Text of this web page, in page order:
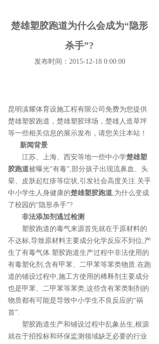
楚雄塑胶跑道为什么会成为“隐形
杀手”?
发布时间：2015-12-18 0:00:00
昆明滇耀体育设施工程有限公司免费为您提供
楚雄塑胶跑道 ，楚雄塑胶球场，楚雄人造草坪
等一些相关信息的展示发布，请您关注本站！
新闻背景
江苏、上海、西安等地一些中小学楚雄塑
胶跑道被曝光“有毒”,部分孩子出现流鼻血、头
晕、皮肤起红疹等症状,引发社会高度关注.关乎
中小学生人身健康的楚雄塑胶跑道,为什么变成
了校园的“隐形杀手”?
非法添加剂逃过检测
塑胶跑道的毒气来源首先就在于原材料的
不达标,导致原材料主要成分化学反应不到位,产
生了有毒气体.塑胶跑道生产过程中非法使用的
有毒塑化剂,含有甲苯、二甲苯等苯类物质.在跑
道的铺设过程中,施工方使用的稀释剂主要成分
也是甲苯、二甲苯等苯类,这些含有苯类制剂的
物质都有可能是导致中小学生不良反应的“祸
首”.
塑胶跑道生产和铺设过程中乱象丛生,根源
就在于招投标和环保监测领域缺乏必要的行业